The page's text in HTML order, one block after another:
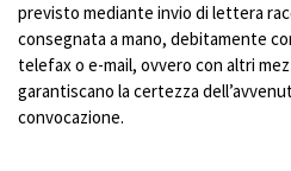
previsto mediante invio di lettera
consegnata a mano, debitamente
telefax o e-mail, ovvero con altri
garantiscano la certezza
convocazione.